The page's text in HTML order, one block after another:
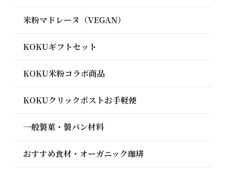
米粉マドレーヌ（VEGAN）
KOKUギフトセット
KOKU米粉コラボ商品
KOKUクリックポストお手軽便
一般製菓・製パン材料
おすすめ食材・オーガニック珈琲